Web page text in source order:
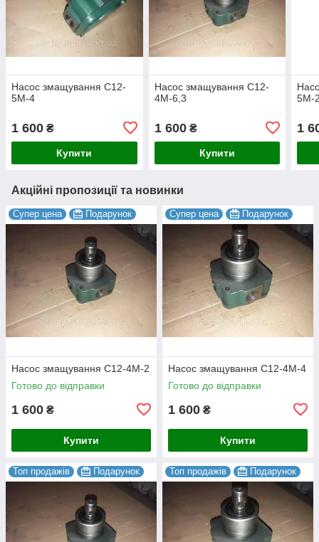
Насос змащування С12-
5М-4
1 600 ₴
Купити
Насос змащування С12-
4М-6,3
1 600₴
Купити
5М-
1
Акційні пропозиції та новинки
Супер цена Подарунок
Насос змащування С12-4М-2
Готово до відправки
1 600 ₴
Купити
Супер цена Подарунок
Насос змащування С12-4М-4
Готово до відправки
1 600 ₴
Купити
Топ продажів Подарунок Топ продажів Подарунок